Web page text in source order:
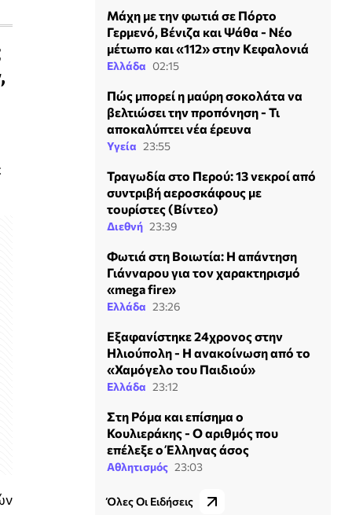
Μάχη με την φωτιά σε Πόρτο
Γερμενό, Βένιζα και Ψάθα - Νέο
μέτωπο και «112» στην Κεφαλονιά
Ελλάδα 02:15
Πώς μπορεί η μαύρη σοκολάτα να
βελτιώσει την προπόνηση - Τι
αποκαλύπτει νέα έρευνα
Υγεία 23:55
Τραγωδία στο Περού: 13 νεκροί από
συντριβή αεροσκάφους με
τουρίστες (Βίντεο)
Διεθνή 23:39
Φωτιά στη Βοιωτία: Η απάντηση
Γιάνναρου για τον χαρακτηρισμό
«mega fire»
Ελλάδα 23:26
Εξαφανίστηκε 24χρονος στην
Ηλιούπολη - Η ανακοίνωση από το
«Χαμόγελο του Παιδιού»
Ελλάδα 23:12
Στη Ρόμα και επίσημα ο
Κουλιεράκης - Ο αριθμός που
επέλεξε ο Έλληνας άσος
Αθλητισμός 23:03
Όλες Οι Ειδήσεις